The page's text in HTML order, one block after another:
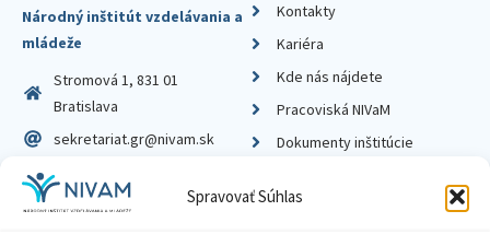
Spravovať Súhlas
Národný inštitút vzdelávania a
mládeže
Stromová 1, 831 01
Bratislava
sekretariat.gr@nivam.sk
IČO: 00164348
DIČ: 2020798714
Kontakty
Kariéra
Kde nás nájdete
Pracoviská NIVaM
Dokumenty inštitúcie